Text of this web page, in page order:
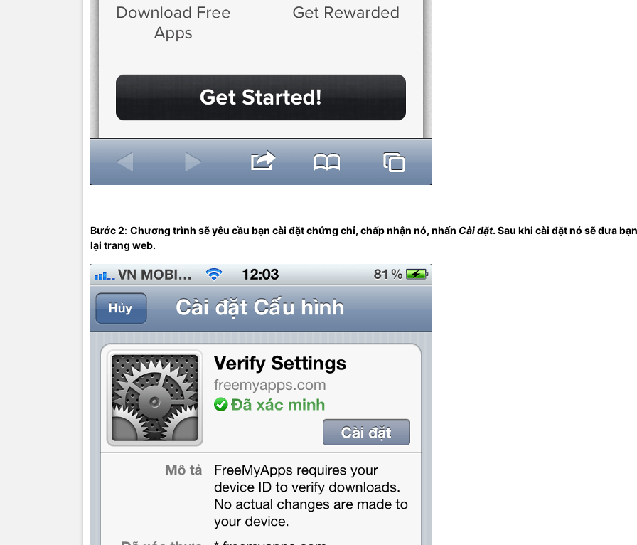
Bước 2: Chương trình sẽ yêu cầu bạn cài đặt chứng chỉ, chấp nhận nó, nhấn Cài đặt. Sau khi cài đặt nó sẽ đưa
lại trang web.